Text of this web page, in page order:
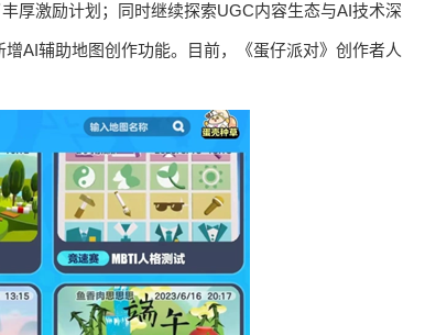
厚激励计划；同时继续探索UGC内容生态与AI技术深
AI辅助地图创作功能。目前，《蛋仔派对》创作者人